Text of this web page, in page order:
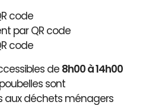
code
par QR code
code
de 8h00 à 14h00
poubelles sont
aux déchets ménagers